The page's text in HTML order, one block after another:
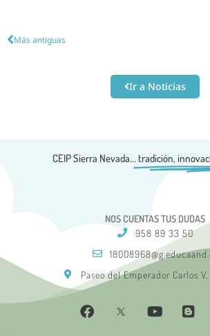
Más antiguas
Ir a Noticias
CEIP Sierra Nevada... tradición,
NOS CUENTAS TUS DUDAS
958 89 33 50
Paseo del Emperador Carlos V,